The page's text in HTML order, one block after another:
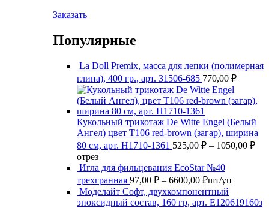
Заказать
Популярные
La Doll Premix, масса для лепки (полимерная
глина), 400 гр., арт. З1506-685 770,00 ₽
Кукольный трикотаж De Witte Engel (Белый
Ангел) цвет Т106 red-brown (загар), ширина
80 см, арт. Н1710-1361 525,00 ₽ – 1050,00 ₽
отрез
Игла для фильцевания EcoStar №40
трехгранная 97,00 ₽ – 6600,00 ₽Диапазон
цен:
97,00 ₽
шт/уп
Моделайт Софт, двухкомпонентный
эпоксидный состав, 160 гр, арт. Е120619160з